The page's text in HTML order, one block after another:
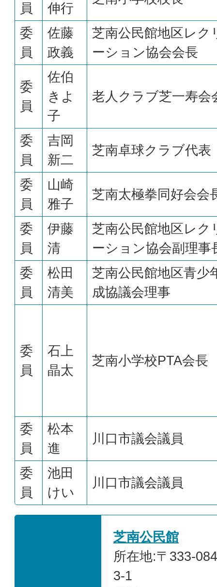
員 伸行
委
員
佐藤
政義
芝南公民館地区レク
ーション協会会長
委
員
佐伯
きよ
子
老人クラブ芝一寿会
委
員
吉岡
新二
芝南卓球クラブ代表
委
員
山崎
雅子
芝南太極拳同好会会
委
員
伊藤
清
芝南公民館地区レク
ーション協会副理事
委
員
松田
清美
芝南公民館地区青少
成協議会理事
委
員
石上
晶太
芝南小学校PTA会長
委
員
松本
進
川口市議会議員
委
員
池田
けい
川口市議会議員
芝南公民館
所在地:〒333-
3-1